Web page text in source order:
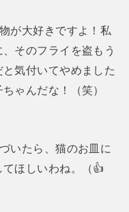
が大好きですよ！私
そのフライを盗もう
気付いてやめました
ゃんだな！（笑）
いたら、猫のお皿に
ほしいわね。（👍